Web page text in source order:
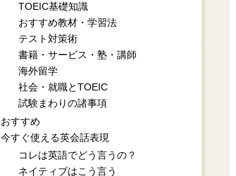
TOEIC基礎知識
おすすめ教材・学習法
テスト対策術
書籍・サービス・塾・講師
海外留学
社会・就職とTOEIC
試験まわりの諸事項
おすすめ
今すぐ使える英会話表現
コレは英語でどう言うの？
ネイティブはこう言う